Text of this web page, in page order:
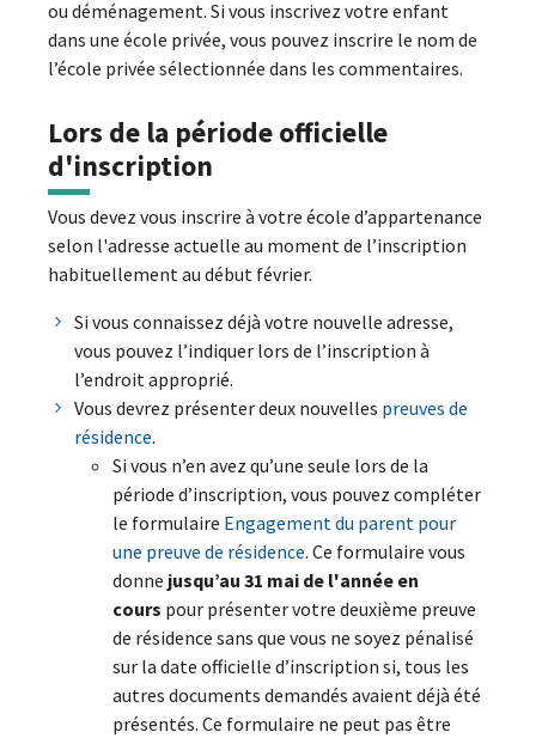
ou déménagement. Si vous inscrivez votre enfant
dans une école privée, vous pouvez inscrire le nom de
l’école privée sélectionnée dans les commentaires.
Lors de la période officielle
d'inscription
Vous devez vous inscrire à votre école d’appartenance
selon l'adresse actuelle au moment de l’inscription
habituellement au début février.
Si vous connaissez déjà votre nouvelle adresse,
vous pouvez l’indiquer lors de l’inscription à
l’endroit approprié.
Vous devrez présenter deux nouvelles preuves de
résidence.
Si vous n’en avez qu’une seule lors de la
période d’inscription, vous pouvez compléter
le formulaire Engagement du parent pour
une preuve de résidence. Ce formulaire vous
donne jusqu’au 31 mai de l'année en
cours pour présenter votre deuxième preuve
de résidence sans que vous ne soyez pénalisé
sur la date officielle d’inscription si, tous les
autres documents demandés avaient déjà été
présentés. Ce formulaire ne peut pas être